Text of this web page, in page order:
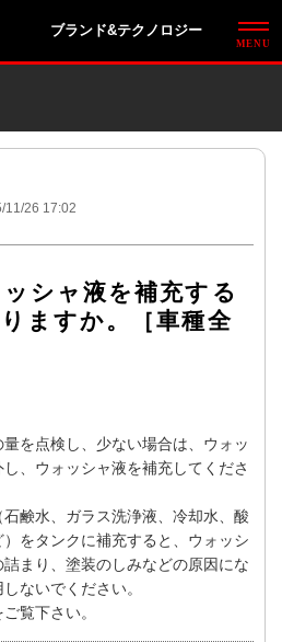
ブランド&テクノロジー
11/26 17:02
シャ液を補充する
ますか。［車種全
を点検し、少ない場合は、ウォッ
、ウォッシャ液を補充してくださ
鹸水、ガラス洗浄液、冷却水、酸
をタンクに補充すると、ウォッシ
まり、塗装のしみなどの原因にな
ないでください。
覧下さい。